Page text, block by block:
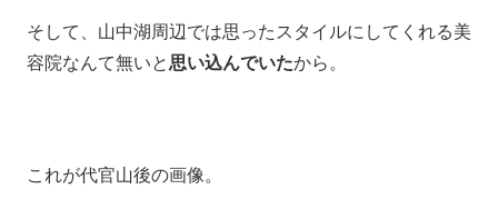
そして、山中湖周辺では思ったスタイルにしてくれる美
容院なんて無いと思い込んでいたから。
これが代官山後の画像。